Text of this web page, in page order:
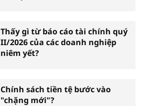
Thấy gì từ báo cáo tài chính quý
II/2026 của các doanh nghiệp
niêm yết?
Chính sách tiền tệ bước vào
"chặng mới"?